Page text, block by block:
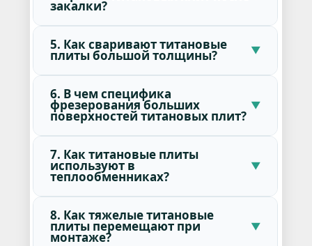
закалки?
5. Как сваривают титановые
плиты большой толщины?
6. В чем специфика
фрезерования больших
поверхностей титановых плит?
7. Как титановые плиты
используют в
теплообменниках?
8. Как тяжелые титановые
плиты перемещают при
монтаже?